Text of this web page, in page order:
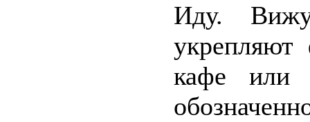
Иду.
кафе или